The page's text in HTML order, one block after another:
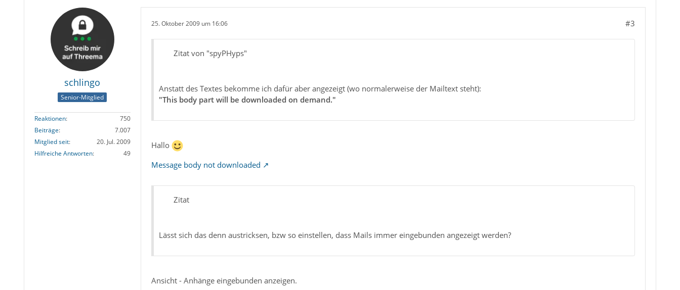
schlingo
Senior-Mitglied
Reaktionen
750
Beiträge
7.007
Mitglied seit
20. Jul. 2009
Hilfreiche Antworten
49
25. Oktober 2009 um 16:06 #3
Zitat von "spyPHyps"
Anstatt des Textes bekomme ich dafür aber angezeigt (wo normalerweise der Mailtext steht):
"This body part will be downloaded on demand."
Hallo
Message body not downloaded
Zitat
Lässt sich das denn austricksen, bzw so einstellen, dass Mails immer eingebunden angezeigt werden?
Ansicht - Anhänge eingebunden anzeigen.